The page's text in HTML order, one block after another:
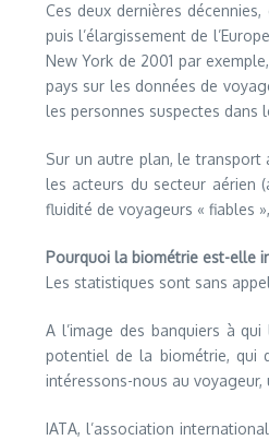
Ces deux dernières
puis l’élargissement de
New York de 2001 par
pays sur les données de
les personnes suspectes dans
Sur un autre plan, le transport
les acteurs du secteur aérien
fluidité de voyageurs « fiables
Pourquoi la biométrie est-elle
Les statistiques sont sans
A l’image des banquiers à
potentiel de la biométrie, qui
intéressons-nous au
IATA, l’association